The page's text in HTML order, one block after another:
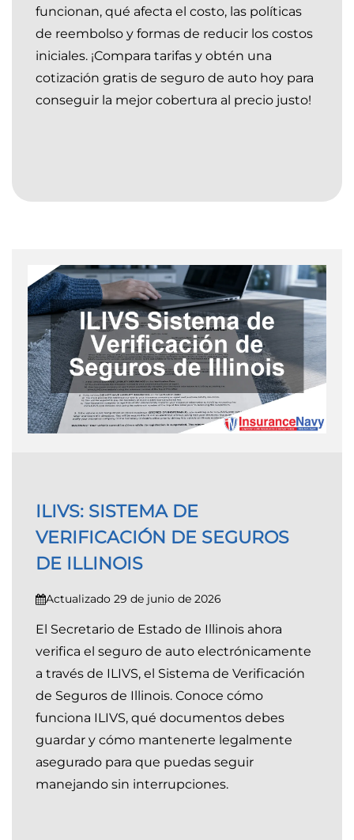
funcionan, qué afecta el costo, las políticas
de reembolso y formas de reducir los costos
iniciales. ¡Compara tarifas y obtén una
cotización gratis de seguro de auto hoy para
conseguir la mejor cobertura al precio justo!
ILIVS: SISTEMA DE
VERIFICACIÓN DE SEGUROS
DE ILLINOIS
Actualizado 29 de junio de 2026
El Secretario de Estado de Illinois ahora
verifica el seguro de auto electrónicamente
a través de ILIVS, el Sistema de Verificación
de Seguros de Illinois. Conoce cómo
funciona ILIVS, qué documentos debes
guardar y cómo mantenerte legalmente
asegurado para que puedas seguir
manejando sin interrupciones.